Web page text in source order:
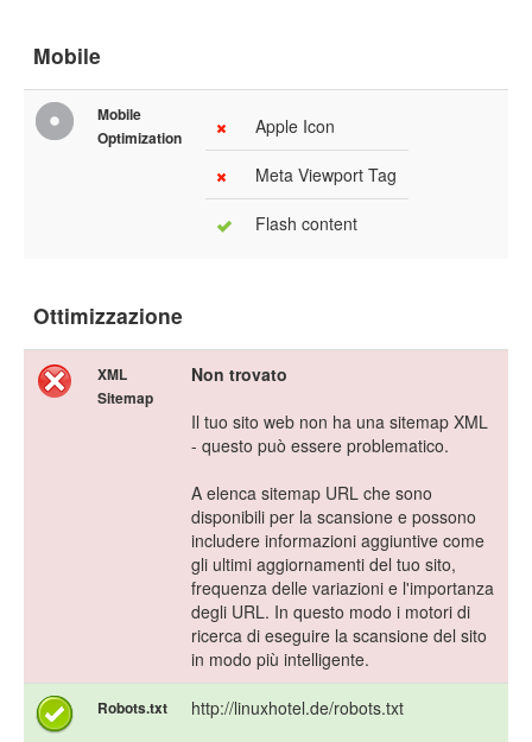
Mobile
Mobile
Optimization
Apple Icon
Meta Viewport Tag
Flash content
Ottimizzazione
XML
Sitemap
Non trovato
Il tuo sito web non ha una sitemap XML
- questo può essere problematico.
A elenca sitemap URL che sono
disponibili per la scansione e possono
includere informazioni aggiuntive come
gli ultimi aggiornamenti del tuo sito,
frequenza delle variazioni e l'importanza
degli URL. In questo modo i motori di
ricerca di eseguire la scansione del sito
in modo più intelligente.
Robots.txt
http://linuxhotel.de/robots.txt